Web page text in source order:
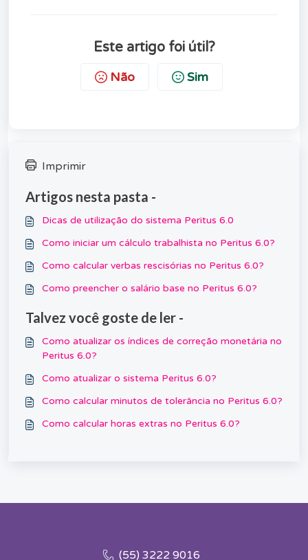
Este artigo foi útil?
Não Sim
Imprimir
Artigos nesta pasta -
Dicas de utilização do sistema Peritus 6.0
Como iniciar um cálculo trabalhista no Peritus 6.0?
Como calcular verbas rescisórias no Peritus 6.0?
Como preencher o salário base no Peritus 6.0?
Talvez você goste de ler -
Como atualizar os índices de correção monetária no
Peritus 6.0?
Como atualizar o sistema Peritus 6.0?
Como calcular minutos de tolerância no Peritus 6.0?
Como calcular horas extras no Peritus 6.0?
(55) 3222 9016